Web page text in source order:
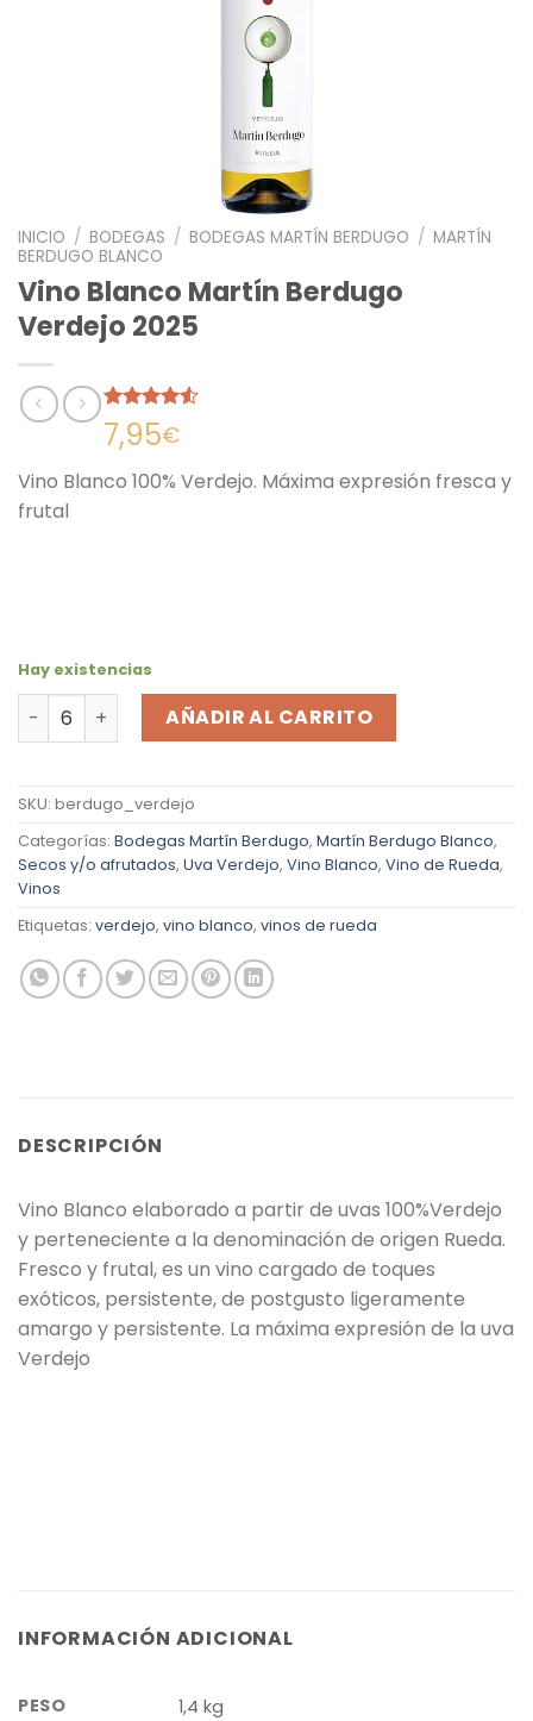
INICIO / BODEGAS / BODEGAS MARTÍN BERDUGO / MARTÍN
BERDUGO BLANCO
Vino Blanco Martín Berdugo
Verdejo 2025
Valorado
con4.50
base a
24
7,95€
Vino Blanco 100% Verdejo. Máxima expresión fresca y
frutal
Hay existencias
Vino Blanco Martín Berdugo Verdejo 2025 cantidad
AÑADIR AL CARRITO
SKU: berdugo_verdejo
Categorías: Bodegas Martín Berdugo, Martín Berdugo Blanco,
Secos y/o afrutados, Uva Verdejo, Vino Blanco, Vino de Rueda,
Vinos
Etiquetas: verdejo, vino blanco, vinos de rueda
DESCRIPCIÓN
Vino Blanco elaborado a partir de uvas 100%Verdejo
y perteneciente a la denominación de origen Rueda.
Fresco y frutal, es un vino cargado de toques
exóticos, persistente, de postgusto ligeramente
amargo y persistente. La máxima expresión de la uva
Verdejo
INFORMACIÓN ADICIONAL
PESO 1,4 kg